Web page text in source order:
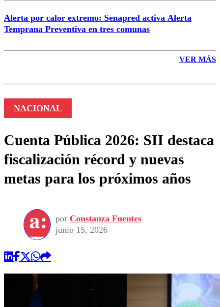
Alerta por calor extremo: Senapred activa Alerta
Temprana Preventiva en tres comunas
VER MÁS
NACIONAL
Cuenta Pública 2026: SII destaca
fiscalización récord y nuevas
metas para los próximos años
por Constanza Fuentes
junio 15, 2026